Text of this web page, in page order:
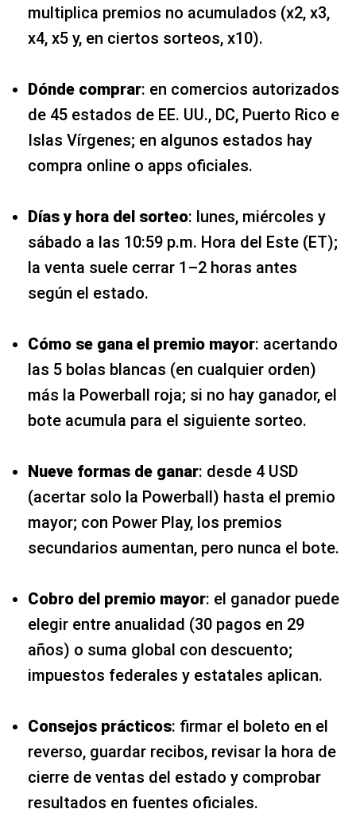
multiplica premios no acumulados (x2, x3,
x4, x5 y, en ciertos sorteos, x10).
Dónde comprar: en comercios autorizados
de 45 estados de EE. UU., DC, Puerto Rico e
Islas Vírgenes; en algunos estados hay
compra online o apps oficiales.
Días y hora del sorteo: lunes, miércoles y
sábado a las 10:59 p.m. Hora del Este (ET);
la venta suele cerrar 1–2 horas antes
según el estado.
Cómo se gana el premio mayor: acertando
las 5 bolas blancas (en cualquier orden)
más la Powerball roja; si no hay ganador, el
bote acumula para el siguiente sorteo.
Nueve formas de ganar: desde 4 USD
(acertar solo la Powerball) hasta el premio
mayor; con Power Play, los premios
secundarios aumentan, pero nunca el bote.
Cobro del premio mayor: el ganador puede
elegir entre anualidad (30 pagos en 29
años) o suma global con descuento;
impuestos federales y estatales aplican.
Consejos prácticos: firmar el boleto en el
reverso, guardar recibos, revisar la hora de
cierre de ventas del estado y comprobar
resultados en fuentes oficiales.